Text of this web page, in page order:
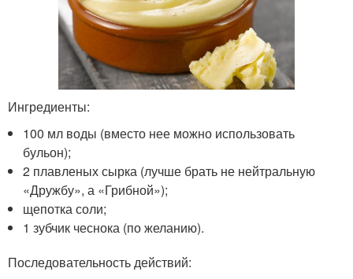
Ингредиенты:
100 мл воды (вместо нее можно использовать
бульон);
2 плавленых сырка (лучше брать не нейтральную
«Дружбу», а «Грибной»);
щепотка соли;
1 зубчик чеснока (по желанию).
Последовательность действий: